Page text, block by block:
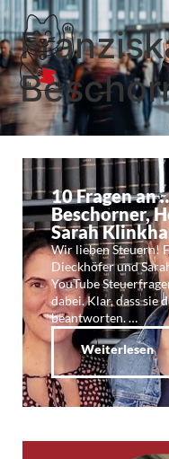
10 Fragen an
Beschorner,
Sarah
Wir lieben Steuern!
Dieckhöfer und
YouTube
dabei. Klar, dass sie
beantworten. …
Weiterlesen